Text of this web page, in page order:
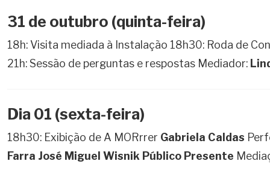
31 de outubro (quinta-feira)
18h: Visita mediada à Instalação 18h30: Roda de
21h: Sessão de perguntas e respostas Mediador:
Dia 01 (sexta-feira)
18h30: Exibição de A MORrrer Gabriela Caldas
Farra José Miguel Wisnik Público Presente